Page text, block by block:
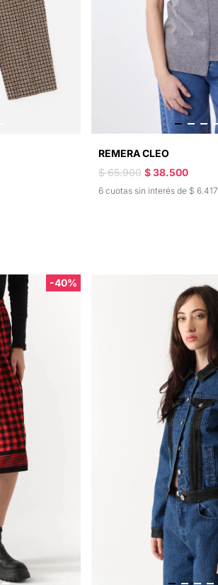
REMERA CLEO
$ 65.900 $ 38.500
6 cuotas sin interés de $ 6.417
-40%